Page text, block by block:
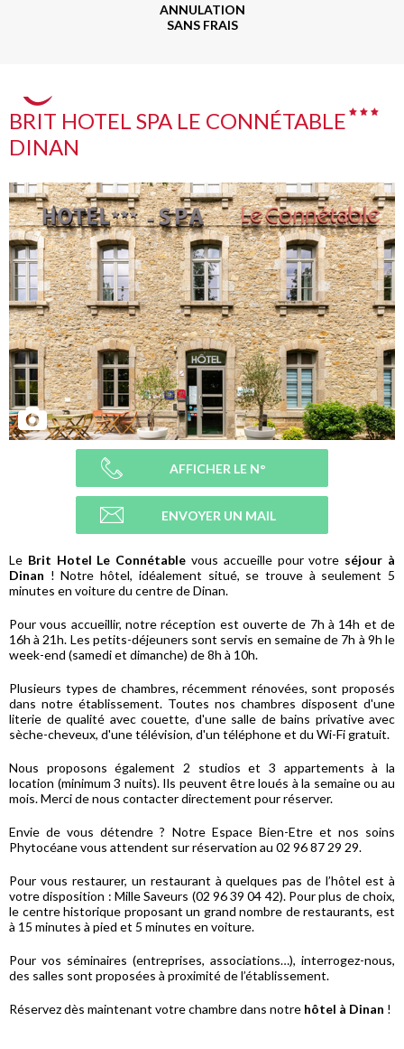
ANNULATION
SANS FRAIS
BRIT HOTEL SPA LE CONNÉTABLE
DINAN
AFFICHER LE N°
ENVOYER UN MAIL
Le Brit Hotel Le Connétable vous accueille pour votre séjour à
Dinan ! Notre hôtel, idéalement situé, se trouve à seulement 5
minutes en voiture du centre de Dinan.
Pour vous accueillir, notre réception est ouverte de 7h à 14h et de
16h à 21h. Les petits-déjeuners sont servis en semaine de 7h à 9h le
week-end (samedi et dimanche) de 8h à 10h.
Plusieurs types de chambres, récemment rénovées, sont proposés
dans notre établissement. Toutes nos chambres disposent d'une
literie de qualité avec couette, d'une salle de bains privative avec
sèche-cheveux, d'une télévision, d'un téléphone et du Wi-Fi gratuit.
Nous proposons également 2 studios et 3 appartements à la
location (minimum 3 nuits). Ils peuvent être loués à la semaine ou au
mois. Merci de nous contacter directement pour réserver.
Envie de vous détendre ? Notre Espace Bien-Etre et nos soins
Phytocéane vous attendent sur réservation au 02 96 87 29 29.
Pour vous restaurer, un restaurant à quelques pas de l’hôtel est à
votre disposition : Mille Saveurs (02 96 39 04 42). Pour plus de choix,
le centre historique proposant un grand nombre de restaurants, est
à 15 minutes à pied et 5 minutes en voiture.
Pour vos séminaires (entreprises, associations…), interrogez-nous,
des salles sont proposées à proximité de l’établissement.
Réservez dès maintenant votre chambre dans notre hôtel à Dinan !